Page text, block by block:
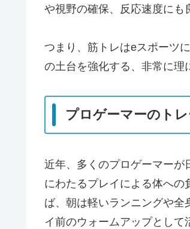
や視野の確保、反応速度にも
つまり、筋トレはeスポーツ
の土台を強化する、非常に理
プロゲーマーのト
近年、多くのプロゲーマーが
にわたるプレイによる体への
ば、朝は軽いランニングや全
イ前のウォームアップとして